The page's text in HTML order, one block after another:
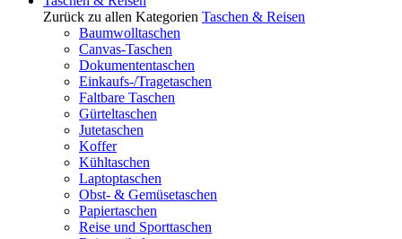
Zurück zu allen Kategorien Taschen & Reisen
Baumwolltaschen
Canvas-Taschen
Dokumententaschen
Einkaufs-/Tragetaschen
Faltbare Taschen
Gürteltaschen
Jutetaschen
Koffer
Kühltaschen
Laptoptaschen
Obst- & Gemüsetaschen
Papiertaschen
Reise und Sporttaschen